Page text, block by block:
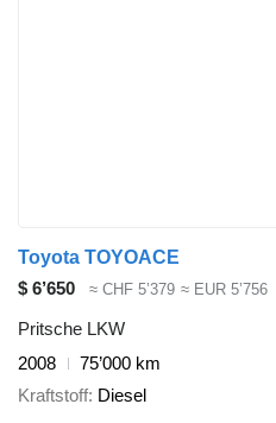
Toyota TOYOACE
$ 6’650
≈ CHF 5’379 ≈ EUR 5’756
Pritsche LKW
2008
75’000 km
Kraftstoff Diesel